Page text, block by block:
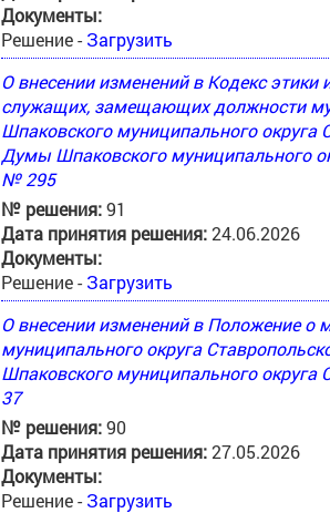
Документы:
Решение - Загрузить
О внесении изменений в Кодекс
служащих, замещающих должности
Шпаковского муниципального
Думы Шпаковского муниципального
№ 295
№ решения:91
Дата принятия решения:24.06.2026
Документы:
Решение - Загрузить
О внесении изменений в Положение
муниципального округа
Шпаковского муниципального округа
37
№ решения:90
Дата принятия решения:27.05.2026
Документы:
Решение - Загрузить